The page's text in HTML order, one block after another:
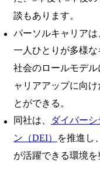
談もあります。
パーソルキャリア
一人ひとりが多様な
社会のロールモデ
ャリアアップに向
とができる。
同社は、
ダイバー
ン（DEI）
を推進し
が活躍できる環境を